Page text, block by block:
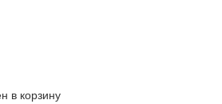
в корзину